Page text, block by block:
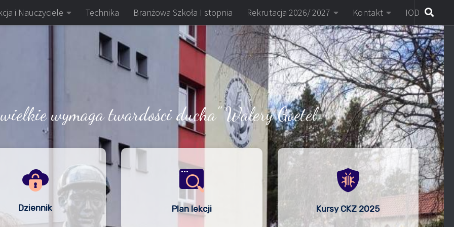
i Nauczyciele Technika Branżowa Szkoła I stopnia Rekrutacja 2026/ 2027 Kontakt IOD
wymaga twardości ducha" Walery Goetel
Dziennik Plan lekcji Kursy CKZ 2025